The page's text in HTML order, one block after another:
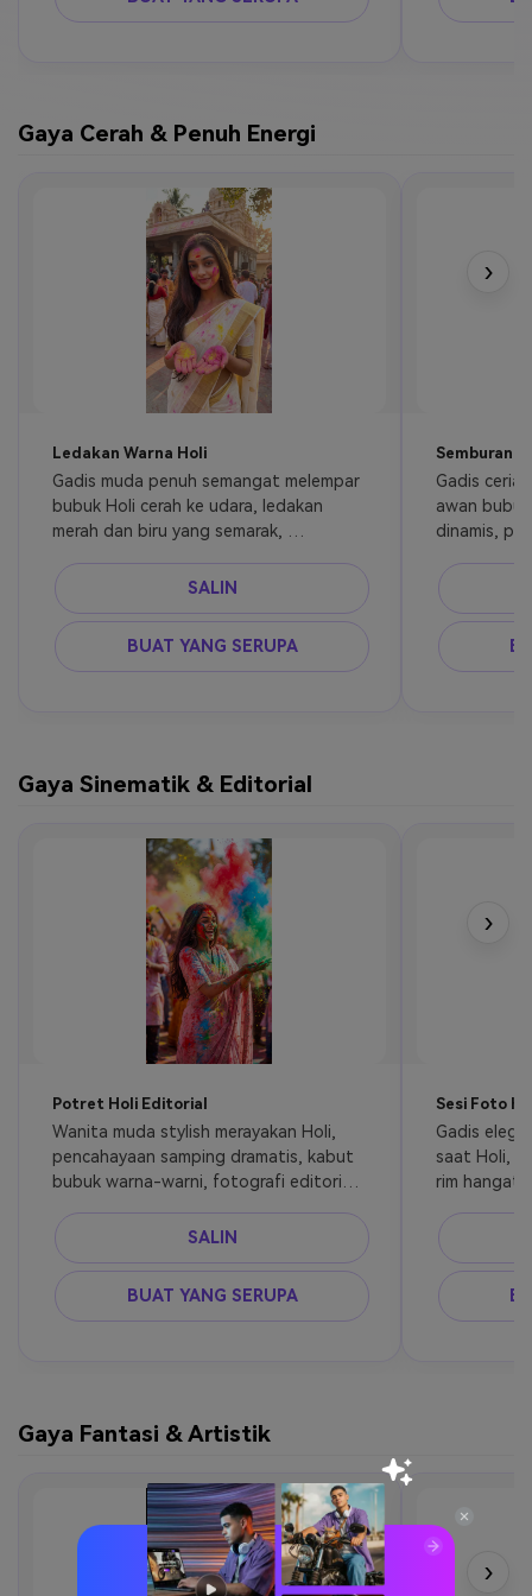
Gaya Cerah & Penuh Energi
Ledakan Warna Holi
Gadis muda penuh semangat melempar
bubuk Holi cerah ke udara, ledakan
merah dan biru yang semarak,
kontras tinggi, ultra realistis
SALIN
BUAT YANG SERUPA
Semburan
Gadis
awan
dinamis,
›
Gaya Sinematik & Editorial
Potret Holi Editorial
Wanita muda stylish merayakan Holi,
pencahayaan samping dramatis, kabut
bubuk warna-warni, fotografi editorial
sangat detail
SALIN
BUAT YANG SERUPA
Sesi Foto
Gadis
saat Holi,
rim hangat,
›
Gaya Fantasi & Artistik
›